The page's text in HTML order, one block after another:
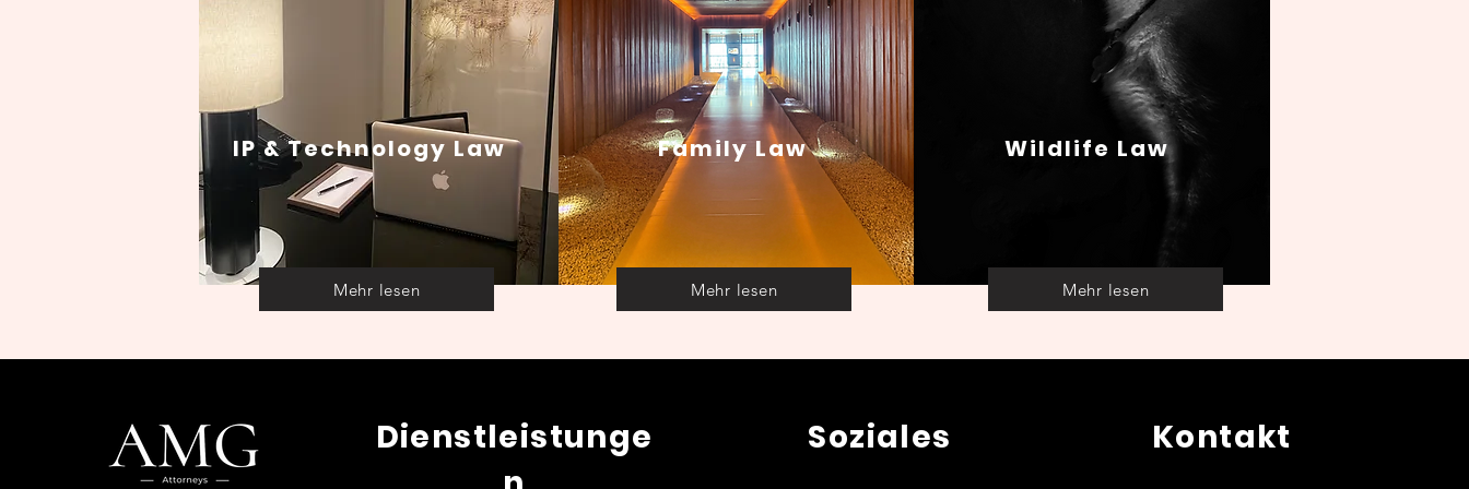
IP & Technology Law Family Law Wildlife Law
Mehr lesen Mehr lesen Mehr lesen
Dienstleistunge
Soziales Kontakt